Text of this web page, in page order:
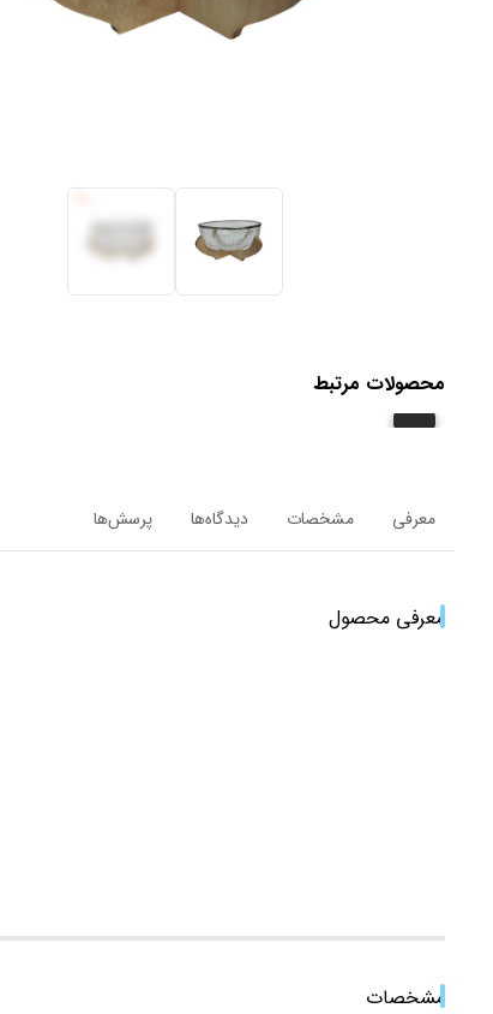
محصولات مرتبط
معرفی مشخصات دیدگاه‌ها پرسش‌ها
معرفی محصول
مشخصات